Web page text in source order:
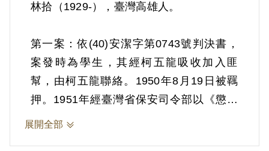
林拾（1929-），臺灣高雄人。
第一案：依(40)安潔字第0743號判決書，
案發時為學生，其經柯五龍吸收加入匪
幫，由柯五龍聯絡。1950年8月19日被羈
押。1951年經臺灣省保安司令部以《懲治
叛亂條例》第5條「參加叛亂之組織」判處
展開全部